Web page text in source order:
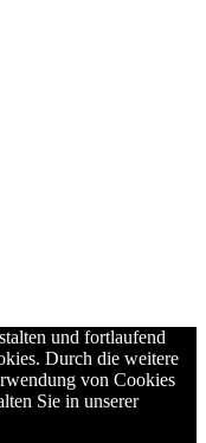
und fortlaufend
Durch die weitere
von Cookies
Sie in unserer